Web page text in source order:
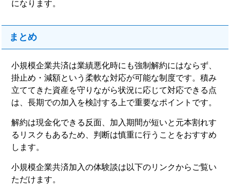
になります。
まとめ
小規模企業共済は業績悪化時にも強制解約にはならず、
掛止め・減額という柔軟な対応が可能な制度です。積み
立ててきた資産を守りながら状況に応じて対応できる点
は、長期での加入を検討する上で重要なポイントです。
解約は現金化できる反面、加入期間が短いと元本割れす
るリスクもあるため、判断は慎重に行うことをおすすめ
します。
小規模企業共済加入の体験談は以下のリンクからご覧い
ただけます。